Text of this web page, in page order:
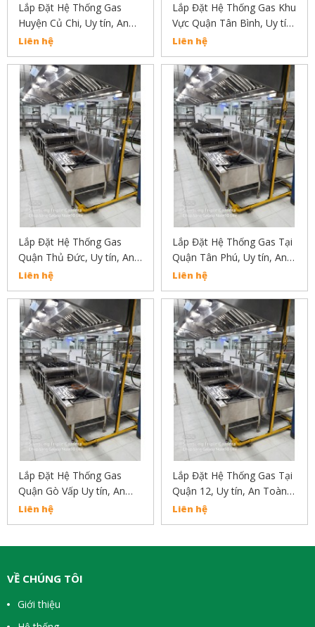
Lắp Đặt Hệ Thống Gas
Huyện Củ Chi, Uy tín, An
Toàn, Chất Lượng Liên Hệ:
02838304030
Liên hệ
Lắp Đặt Hệ Thống Gas Khu
Vực Quận Tân Bình, Uy tín,
An Toàn, Chất Lượng Liên
Hệ: 02838304030
Liên hệ
Lắp Đặt Hệ Thống Gas
Quận Thủ Đức, Uy tín, An
Toàn, Chất Lượng Liên Hệ:
02838304030
Liên hệ
Lắp Đặt Hệ Thống Gas Tại
Quận Tân Phú, Uy tín, An
Toàn, Chất Lượng
Liên hệ
Lắp Đặt Hệ Thống Gas
Quận Gò Vấp Uy tín, An
Toàn, Chất Lượng Liên hệ
02838304030
Liên hệ
Lắp Đặt Hệ Thống Gas Tại
Quận 12, Uy tín, An Toàn,
Chất Lượng Liên Hệ:
02838304030
Liên hệ
VỀ CHÚNG TÔI
Giới thiệu